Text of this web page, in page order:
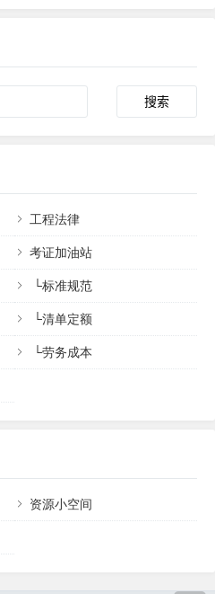
工程法律
考证加油站
└标准规范
└清单定额
└劳务成本
资源小空间